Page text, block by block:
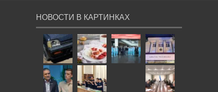
НОВОСТИ В КАРТИНКАХ